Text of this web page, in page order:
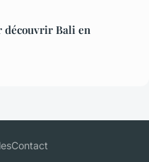
découvrir Bali en
Contact